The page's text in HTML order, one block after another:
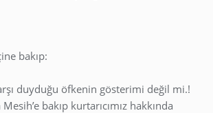
bakıp:
duyduğu öfkenin gösterimi değil mi.!
bakıp kurtarıcımız hakkında